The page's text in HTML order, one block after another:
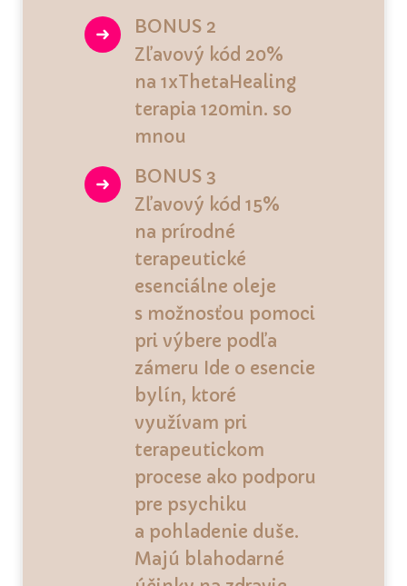
BONUS 2
Zľavový kód 20%
na 1xThetaHealing
terapia 120min. so
mnou
BONUS 3
Zľavový kód 15%
na prírodné
terapeutické
esenciálne oleje
s možnosťou pomoci
pri výbere podľa
zámeru Ide o esencie
bylín, ktoré
využívam pri
terapeutickom
procese ako podporu
pre psychiku
a pohladenie duše.
Majú blahodarné